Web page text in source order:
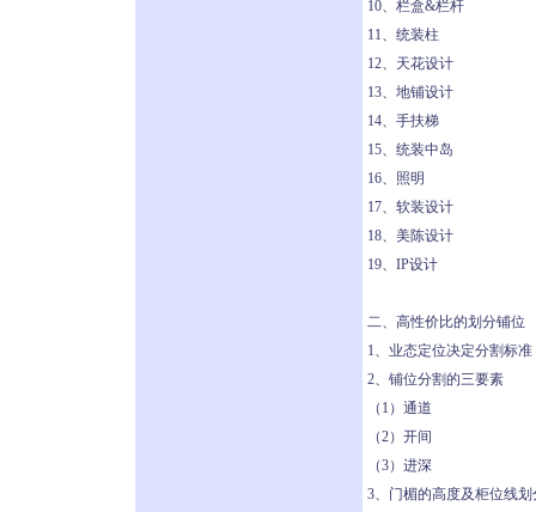
10、栏盒&栏杆
11、统装柱
12、天花设计
13、地铺设计
14、手扶梯
15、统装中岛
16、照明
17、软装设计
18、美陈设计
19、IP设计
二、高性价比的划分铺位
1、业态定位决定分割标准
2、铺位分割的三要素
（1）通道
（2）开间
（3）进深
3、门楣的高度及柜位线划